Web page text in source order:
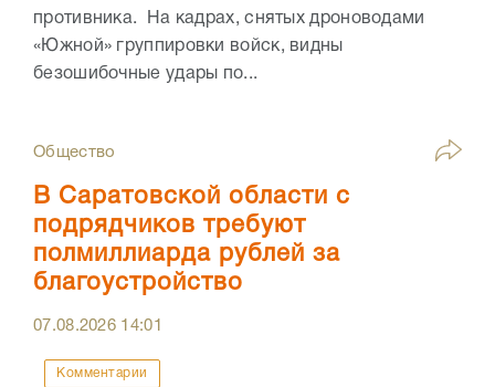
противника. На кадрах, снятых дроноводами
«Южной» группировки войск, видны
безошибочные удары по...
Общество
В Саратовской области с
подрядчиков требуют
полмиллиарда рублей за
благоустройство
07.08.2026 14:01
Комментарии